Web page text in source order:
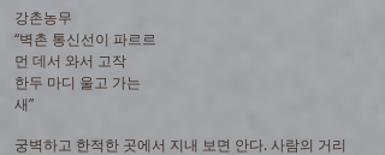
강촌농무
“벽촌 통신선이 파르르
먼 데서 와서 고작
한두 마디 울고 가는
새”
궁벽하고 한적한 곳에서 지내 보면 안다. 사람의 거리